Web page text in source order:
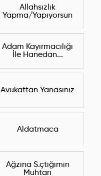
Allahsızlık
Yapma/Yapıyorsun
Adam Kayırmacılığı
İle Hanedan...
Avukattan Yanasınız
Aldatmaca
Ağzına S.çtığımın
Muhtarı